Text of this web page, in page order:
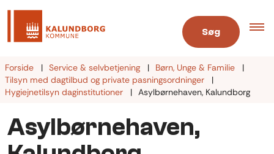
Søg
Forside Service & selvbetjening
Børn, Unge & Familie
Tilsyn med dagtilbud og private pasningsordninger
Hygiejnetilsyn daginstitutioner
Asylbørnehaven, Kalundborg
Asylbørnehaven,